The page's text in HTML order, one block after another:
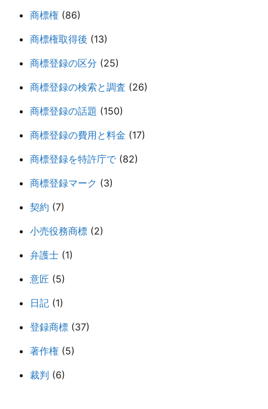
商標権 (86)
商標権取得後 (13)
商標登録の区分 (25)
商標登録の検索と調査 (26)
商標登録の話題 (150)
商標登録の費用と料金 (17)
商標登録を特許庁で (82)
商標登録マーク (3)
契約 (7)
小売役務商標 (2)
弁護士 (1)
意匠 (5)
日記 (1)
登録商標 (37)
著作権 (5)
裁判 (6)